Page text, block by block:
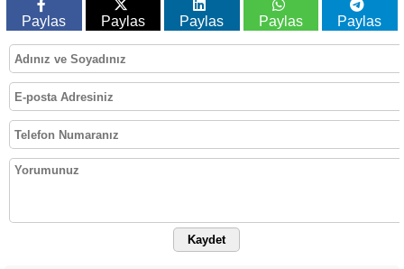
Paylas Paylas Paylas Paylas Paylas
Kaydet